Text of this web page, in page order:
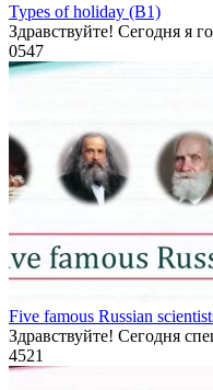
Types of holiday (B1)
Здравствуйте! Сегодня я
0547
Five famous Russian
Здравствуйте! Сегодня
4521